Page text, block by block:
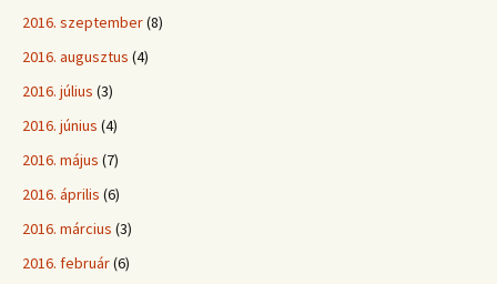
2016. szeptember(8)
2016. augusztus (4)
2016. július (3)
2016. június (4)
2016. május (7)
2016. április (6)
2016. március (3)
2016. február(6)